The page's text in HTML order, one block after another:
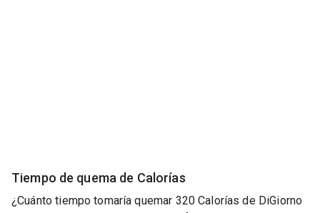
Tiempo de quema de Calorías
¿Cuánto tiempo tomaría quemar 320 Calorías de DiGiorno